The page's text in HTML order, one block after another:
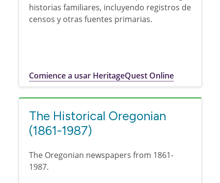
historias familiares, incluyendo registros de
censos y otras fuentes primarias.
Comience a usar HeritageQuest Online
The Historical Oregonian
(1861-1987)
The Oregonian newspapers from 1861-
1987.